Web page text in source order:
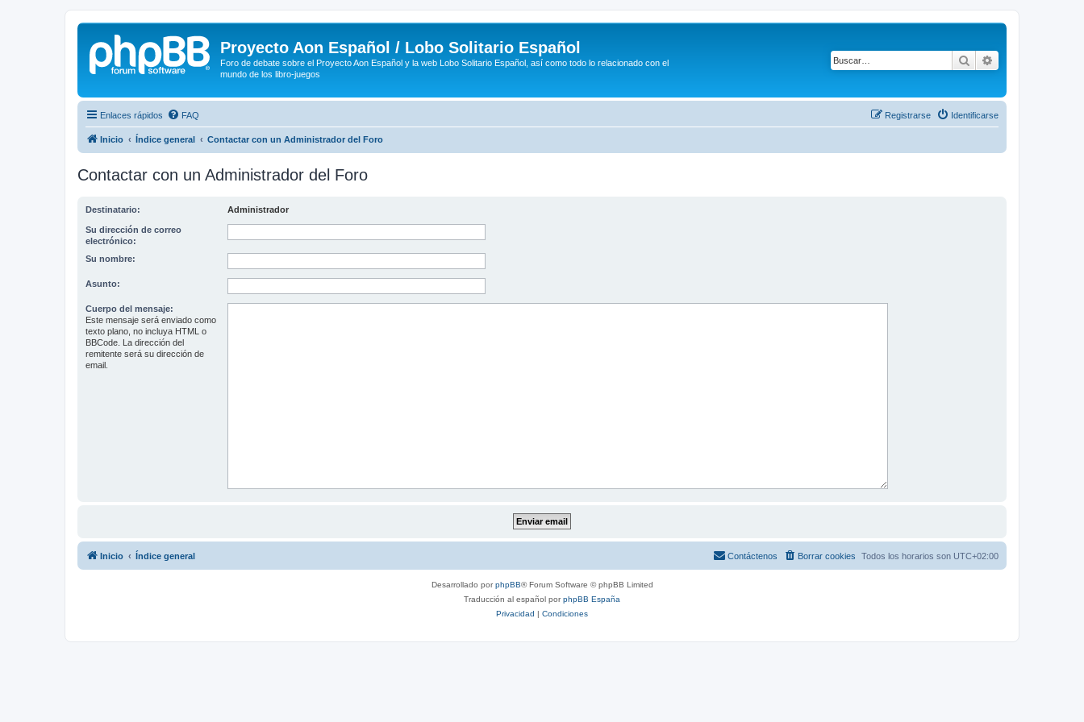
Proyecto Aon Español / Lobo Solitario Español
Foro de debate sobre el Proyecto Aon Español y la web Lobo Solitario Español, así como todo lo relacionado con el
mundo de los libro-juegos
Buscar
Enlaces rápidos FAQ Identificarse
Registrarse
Inicio Índice general Contactar con un Administrador del Foro
Contactar con un Administrador del Foro
Destinatario: Administrador
Su dirección de correo
electrónico:
Su nombre:
Asunto:
Cuerpo del mensaje:
Este mensaje será enviado como
texto plano, no incluya HTML o
BBCode. La dirección del
remitente será su dirección de
email.
Inicio Índice general Todos los horarios son UTC+02:00
Borrar cookies
Contáctenos
Desarrollado porphpBB® Forum Software © phpBB Limited
Traducción al español porphpBB España
Privacidad | Condiciones